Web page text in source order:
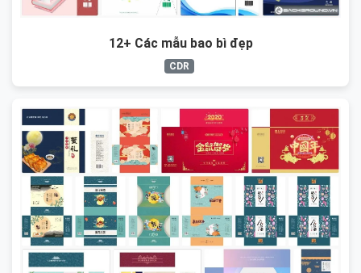
12+ Các mẫu bao bì đẹp
CDR